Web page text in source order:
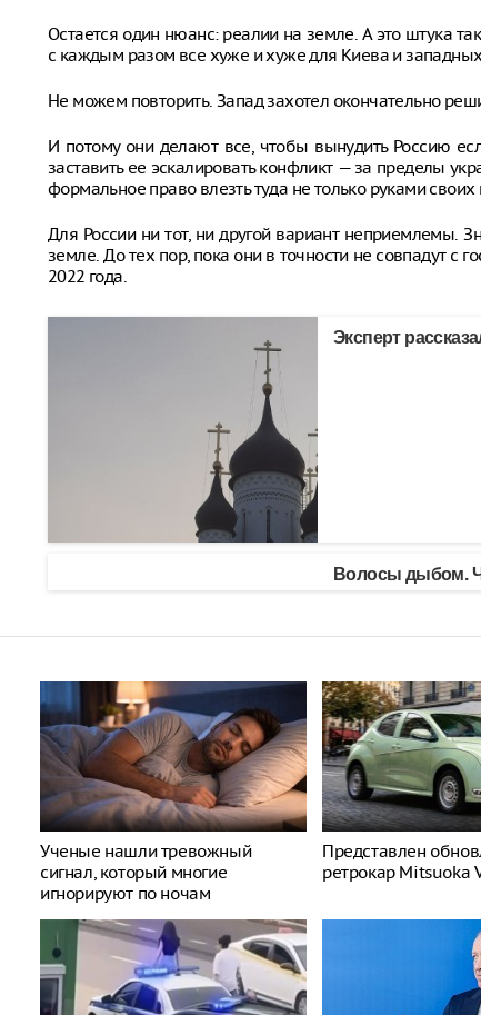
Остается один нюанс: реалии на земле. А это штука
с каждым разом все хуже и хуже для Киева и
Не можем повторить. Запад захотел окончательно
И потому они делают все, чтобы вынудить Россию
заставить ее эскалировать конфликт — за пределы
формальное право влезть туда не только руками
Для России ни тот, ни другой вариант неприемлемы.
земле. До тех пор, пока они в точности не совпадут с
2022 года.
Эксперт
Волосы дыбом.
Ученые нашли тревожный
сигнал, который многие
игнорируют по ночам
Представлен
ретрокар Mitsuoka